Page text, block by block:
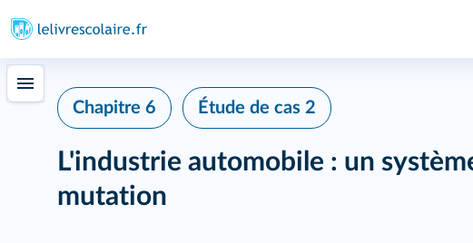
Chapitre 6 Étude de cas 2
L'industrie automobile : un
mutation